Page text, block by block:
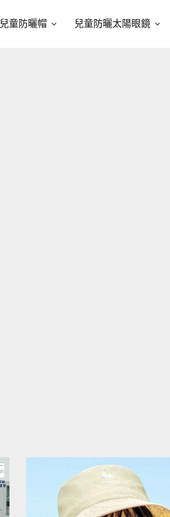
兒童防曬帽 兒童防曬太陽眼鏡